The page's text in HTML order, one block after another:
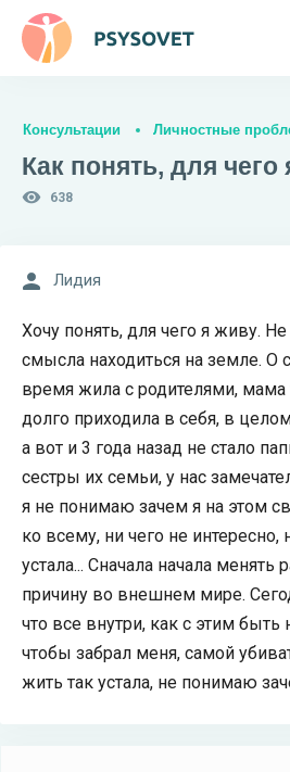
Консультации Личностные
Как понять, для чего
638
Лидия
Хочу понять, для чего я живу.
смысла находиться на земле. О
время жила с родителями, мама
долго приходила в себя, в
а вот и 3 года назад не стало
сестры их семьи, у нас
я не понимаю зачем я на этом
ко всему, ни чего не интересно,
устала... Сначала начала менять
причину во внешнем мире.
что все внутри, как с этим
чтобы забрал меня, самой
жить так устала, не понимаю